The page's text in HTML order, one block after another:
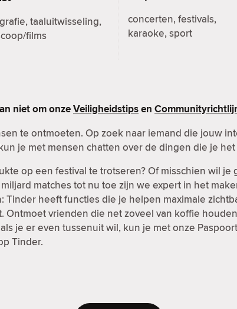
taaluitwisseling,
films
concerten, festivals,
karaoke, sport
niet om onzeVeiligheidstipsen
te ontmoeten. Op zoek naar iemand die jouw
je met mensen chatten over de dingen die je
op een festival te trotseren? Of misschien wil
matches tot nu toe zijn we expert in het
heeft functies die je helpen maximale
vrienden die net zoveel van koffie
je er even tussenuit wil, kun je met onze
Tinder.